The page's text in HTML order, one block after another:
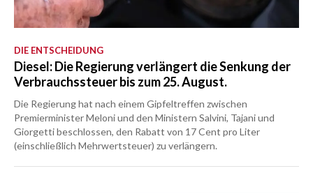
DIE ENTSCHEIDUNG
Diesel: Die Regierung verlängert die Senkung der
Verbrauchssteuer bis zum 25. August.
Die Regierung hat nach einem Gipfeltreffen zwischen
Premierminister Meloni und den Ministern Salvini, Tajani und
Giorgetti beschlossen, den Rabatt von 17 Cent pro Liter
(einschließlich Mehrwertsteuer) zu verlängern.